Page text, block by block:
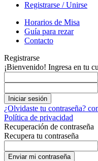
Registrarse / Unirse
Horarios de Misa
Guía para rezar
Contacto
Registrarse
¡Bienvenido! Ingresa en tu
¿Olvidaste tu contraseña?
Política de privacidad
Recuperación de contraseña
Recupera tu contraseña